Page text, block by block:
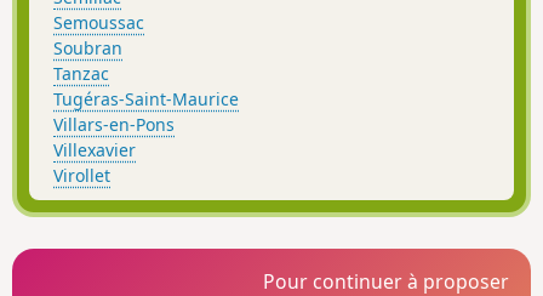
Semoussac
Soubran
Tanzac
Tugéras-Saint-Maurice
Villars-en-Pons
Villexavier
Virollet
Pour continuer à proposer